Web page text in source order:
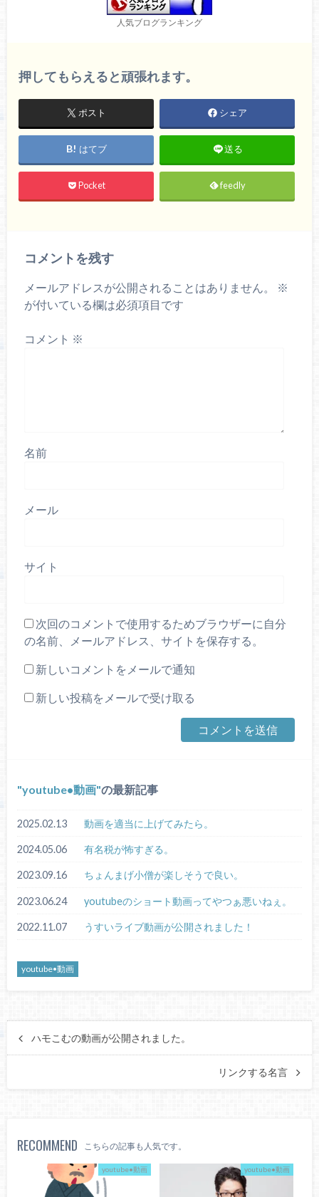
人気ブログランキング
押してもらえると頑張れます。
ポスト シェア
はてブ 送る
Pocket feedly
コメントを残す
メールアドレスが公開されることはありません。
※
が付いている欄は必須項目です
コメント ※
名前
メール
サイト
次回のコメントで使用するためブラウザーに自分
の名前、メールアドレス、サイトを保存する。
新しいコメントをメールで通知
新しい投稿をメールで受け取る
youtube•動画 の最新記事
2025.02.13 動画を適当に上げてみたら。
2024.05.06 有名税が怖すぎる。
2023.09.16 ちょんまげ小僧が楽しそうで良い。
2023.06.24 youtubeのショート動画ってやつぁ悪いねぇ。
2022.11.07 うすいライブ動画が公開されました！
youtube•動画
ハモこむの動画が公開されました。
リンクする名言
RECOMMEND こちらの記事も人気です。
youtube•動画 youtube•動画